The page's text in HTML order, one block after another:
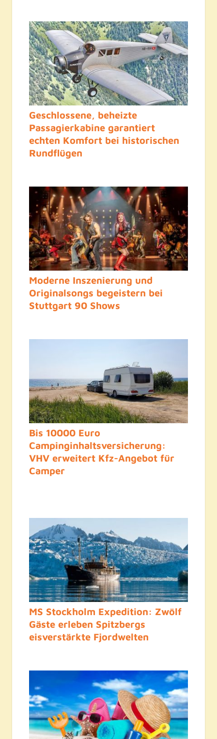
Geschlossene, beheizte
Passagierkabine garantiert
echten Komfort bei historischen
Rundflügen
Moderne Inszenierung und
Originalsongs begeistern bei
Stuttgart 90 Shows
Bis 10000 Euro
Campinginhaltsversicherung:
VHV erweitert Kfz-Angebot für
Camper
MS Stockholm Expedition: Zwölf
Gäste erleben Spitzbergs
eisverstärkte Fjordwelten